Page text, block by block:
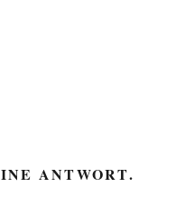
ANTWORT.